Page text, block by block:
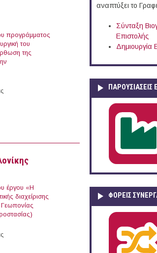
προγράμματος
του
της
Μίσθωσης Έργου στο Πανεπιστήμιο Κρήτης
έργου «Η
διαχείρισης
Μίσθωσης Έργου στο Αριστοτέλειο Πανεπιστήμιο
αναπτύξει το
Σύνταξη
Επιστολής
Δημιουργία
ΠΑΡΟΥΣΙΆΣΕΙΣ
ΦΟΡΕΙΣ